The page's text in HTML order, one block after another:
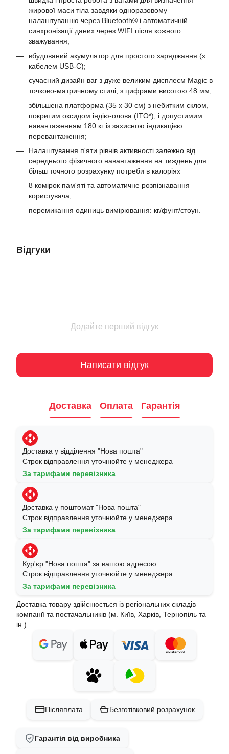
жирової маси тіла завдяки одноразовому
налаштуванню через Bluetooth® і автоматичній
синхронізації даних через WIFI після кожного
зважування;
вбудований акумулятор для простого заряджання (з
кабелем USB-C);
сучасний дизайн ваг з дуже великим дисплеєм Magic в
точково-матричному стилі, з цифрами висотою 48 мм;
збільшена платформа (35 x 30 см) з небитким склом,
покритим оксидом індію-олова (ITO*), і допустимим
навантаженням 180 кг із захисною індикацією
перевантаження;
Налаштування п'яти рівнів активності залежно від
середнього фізичного навантаження на тиждень для
більш точного розрахунку потреби в калоріях
8 комірок пам'яті та автоматичне розпізнавання
користувача;
перемикання одиниць вимірювання: кг/фунт/стоун.
Відгуки
Додайте перший відгук
Написати відгук
Доставка Оплата Гарантія
Доставка у відділення "Нова пошта"
Строк відправлення уточнюйте у менеджера
За тарифами перевізника
Доставка у поштомат "Нова пошта"
Строк відправлення уточнюйте у менеджера
За тарифами перевізника
Кур'єр "Нова пошта" за вашою адресою
Строк відправлення уточнюйте у менеджера
За тарифами перевізника
Доставка товару здійснюється із регіональних складів
компанії та постачальників (м. Київ, Харків, Тернопіль та
ін.)
Післяплата Безготівковий розрахунок
Гарантія від виробника